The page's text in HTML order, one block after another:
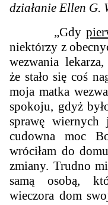
działanie Ellen G.
„Gdy
niektórzy z
wezwania
że stało się coś
moja matka
spokoju, gdyż
sprawę wiernych
cudowna moc
wróciłam do
zmiany. Trudno
samą osobą,
wieczora dom